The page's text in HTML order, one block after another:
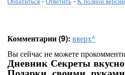
Комментарии (9): вверх^
Вы сейчас не можете
Дневник Секреты